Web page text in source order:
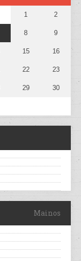
1 2
8 9
15 16
22 23
29 30
Mainos